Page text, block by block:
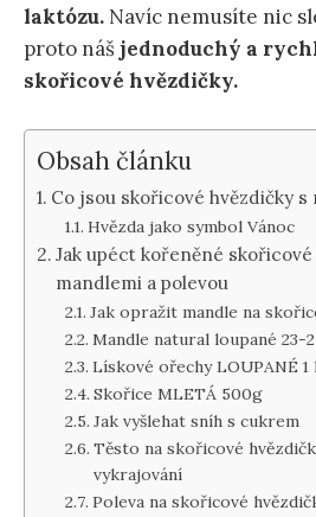
laktózu. Navíc nemusíte nic
proto nášjednoduchý a
skořicové hvězdičky.
Obsah článku
Co jsou skořicové hvězdičky s
Hvězda jako symbol Vánoc
Jak upéct kořeněné skořicové
mandlemi a polevou
Jak opražit mandle na
Mandle natural loupané 23-
Lískové ořechy LOUPANÉ 1
Skořice MLETÁ 500g
Jak vyšlehat sníh s cukrem
Těsto na skořicové
vykrajování
Poleva na skořicové